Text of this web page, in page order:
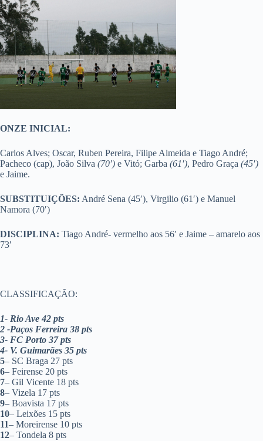
ONZE INICIAL:
Carlos Alves; Oscar, Ruben Pereira, Filipe Almeida e Tiago André;
Pacheco (cap), João Silva (70′) e Vitó; Garba (61′), Pedro Graça (45′)
e Jaime.
SUBSTITUIÇÕES: André Sena (45′), Virgilio (61′) e Manuel
Namora (70′)
DISCIPLINA: Tiago André- vermelho aos 56′ e Jaime – amarelo aos
73′
CLASSIFICAÇÃO:
1- Rio Ave 42 pts
2 -Paços Ferreira 38 pts
3- FC Porto 37 pts
4- V. Guimarães 35 pts
5– SC Braga 27 pts
6– Feirense 20 pts
7– Gil Vicente 18 pts
8– Vizela 17 pts
9– Boavista 17 pts
10– Leixões 15 pts
11– Moreirense 10 pts
12– Tondela 8 pts